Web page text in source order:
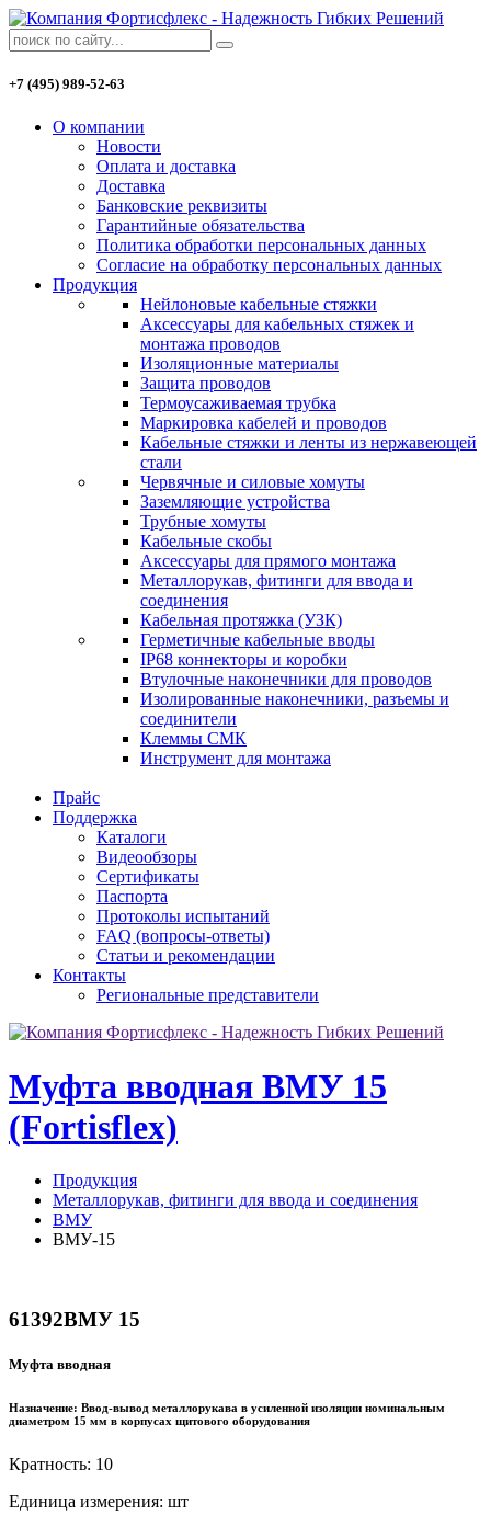
+7 (495) 989-52-63
О компании
Новости
Оплата и доставка
Доставка
Банковские реквизиты
Гарантийные обязательства
Политика обработки персональных данных
Согласие на обработку персональных данных
Продукция
Нейлоновые кабельные стяжки
Аксессуары для кабельных стяжек и
монтажа проводов
Изоляционные материалы
Защита проводов
Термоусаживаемая трубка
Маркировка кабелей и проводов
Кабельные стяжки и ленты из нержавеющей
стали
Червячные и силовые хомуты
Заземляющие устройства
Трубные хомуты
Кабельные скобы
Аксессуары для прямого монтажа
Металлорукав, фитинги для ввода и
соединения
Кабельная протяжка (УЗК)
Герметичные кабельные вводы
IP68 коннекторы и коробки
Втулочные наконечники для проводов
Изолированные наконечники, разъемы и
соединители
Клеммы СМК
Инструмент для монтажа
Прайс
Поддержка
Каталоги
Видеообзоры
Сертификаты
Паспорта
Протоколы испытаний
FAQ (вопросы-ответы)
Статьи и рекомендации
Контакты
Региональные представители
Муфта вводная ВМУ 15
(Fortisflex)
Продукция
Металлорукав, фитинги для ввода и соединения
ВМУ
ВМУ-15
61392ВМУ 15
Муфта вводная
Назначение: Ввод-вывод металлорукава в усиленной изоляции номинальным
диаметром 15 мм в корпусах щитового оборудования
Кратность: 10
Единица измерения: шт